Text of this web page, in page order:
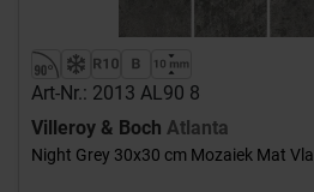
Art-Nr.: 2013 AL90 8
Villeroy & Boch Atlanta
Night Grey 30x30 cm Mozaiek Mat